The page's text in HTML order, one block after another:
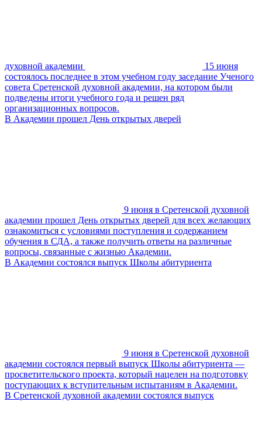
духовной академии
15 июня
состоялось последнее в этом учебном году заседание Ученого
совета Сретенской духовной академии, на котором были
подведены итоги учебного года и решен ряд
организационных вопросов.
В Академии прошел День открытых дверей
9 июня в Сретенской духовной
академии прошел День открытых дверей для всех желающих
ознакомиться с условиями поступления и содержанием
обучения в СДА, а также получить ответы на различные
вопросы, связанные с жизнью Академии.
В Академии состоялся выпуск Школы абитуриента
9 июня в Сретенской духовной
академии состоялся первый выпуск Школы абитуриента —
просветительского проекта, который нацелен на подготовку
поступающих к вступительным испытаниям в Академии.
В Сретенской духовной академии состоялся выпуск